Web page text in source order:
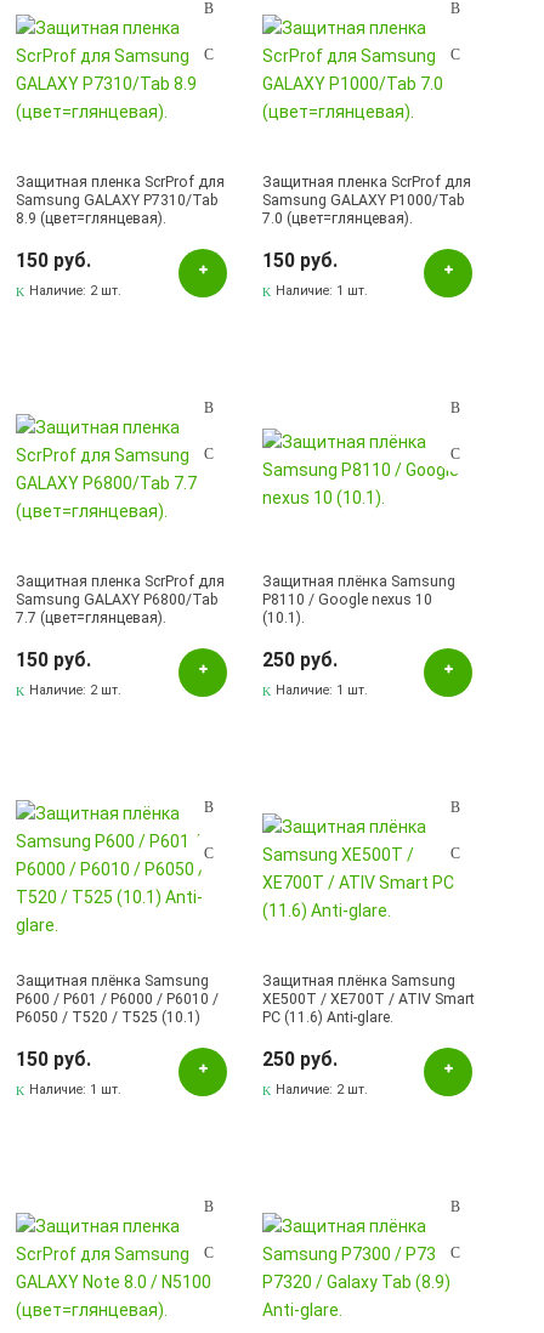
Защитная пленка ScrProf для
Samsung GALAXY P7310/Tab
8.9 (цвет=глянцевая).
150 руб.
Наличие: 2 шт.
Защитная пленка ScrProf для
Samsung GALAXY P1000/Tab
7.0 (цвет=глянцевая).
150 руб.
Наличие: 1 шт.
Защитная пленка ScrProf для
Samsung GALAXY P6800/Tab
7.7 (цвет=глянцевая).
150 руб.
Наличие: 2 шт.
Защитная плёнка Samsung
P8110 / Google nexus 10
(10.1).
250 руб.
Наличие: 1 шт.
Защитная плёнка Samsung
P600 / P601 / P6000 / P6010 /
P6050 / T520 / T525 (10.1)
150 руб.
Наличие: 1 шт.
Защитная плёнка Samsung
XE500T / XE700T / ATIV Smart
PC (11.6) Anti-glare.
250 руб.
Наличие: 2 шт.